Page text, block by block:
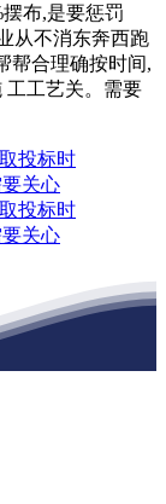
布,是要惩罚
从不消东奔西跑
帮合理确按时间,
工工艺关。需要
投标时
关心
投标时
关心